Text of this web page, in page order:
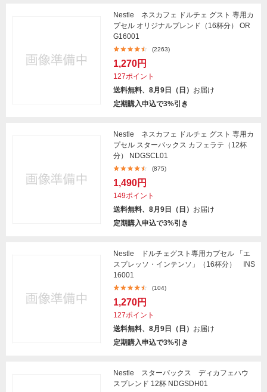
Nestle ネスカフェ ドルチェ グスト 専用カ
プセル オリジナルブレンド（16杯分） OR
G16001
(2263)
1,270円
127ポイント
送料無料、8月9日（日） お届け
定期購入申込で3%引き
Nestle ネスカフェ ドルチェ グスト 専用カ
プセル スターバックス カフェラテ（12杯
分） NDGSCL01
(875)
1,490円
149ポイント
送料無料、8月9日（日） お届け
定期購入申込で3%引き
Nestle ドルチェグスト専用カプセル 「エ
スプレッソ・インテンソ」（16杯分） INS
16001
(104)
1,270円
127ポイント
送料無料、8月9日（日） お届け
定期購入申込で3%引き
Nestle スターバックス ディカフェハウ
スブレンド 12杯 NDGSDH01